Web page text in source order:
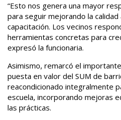
“Esto nos genera una mayor
para seguir mejorando la calidad
capacitación. Los vecinos
herramientas concretas para
expresó la funcionaria.
Asimismo, remarcó el
puesta en valor del SUM de
reacondicionado integralmente
escuela, incorporando mejoras
las prácticas.